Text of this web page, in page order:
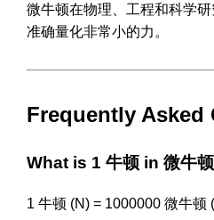
微牛顿在物理、工程和科学
准确量化非常小的力。
Frequently Asked
What is 1 牛顿 in 微牛
1 牛顿 (N) = 1000000 微牛顿